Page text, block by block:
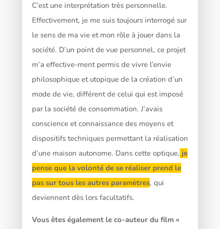
C’est une interprétation très personnelle.
Effectivement, je me suis toujours interrogé sur
le sens de ma vie et mon rôle à jouer dans la
société. D’un point de vue personnel, ce projet
m’a effective-ment permis de vivre l’envie
philosophique et utopique de la création d’un
mode de vie, différent de celui qui est imposé
par la société de consommation. J’avais
conscience et connaissance des moyens et
dispositifs techniques permettant la réalisation
d’une maison autonome. Dans cette optique, je
pense que la volonté de se réaliser prend le
pas sur tous les autres paramètres, qui
deviennent dès lors facultatifs.
Vous êtes également le co-auteur du film «